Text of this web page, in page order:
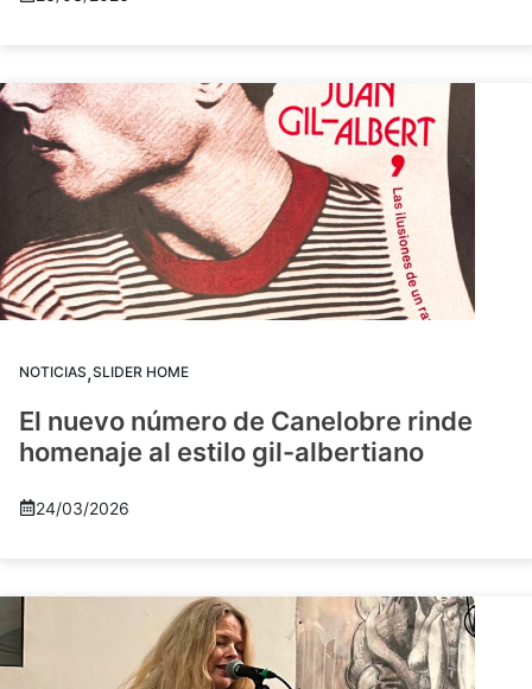
NOTICIAS,SLIDER HOME
El nuevo número de Canelobre rinde
homenaje al estilo gil-albertiano
24/03/2026